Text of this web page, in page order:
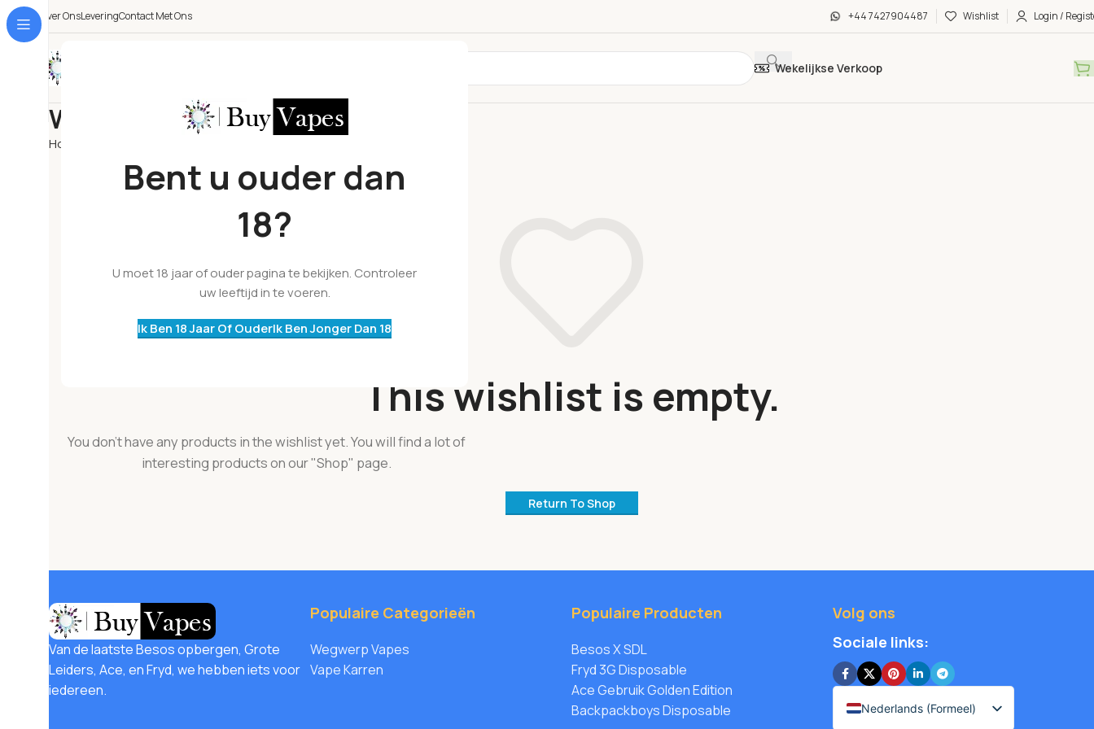
Bent u ouder dan
18?
U moet 18 jaar of ouder pagina te bekijken. Controleer
uw leeftijd in te voeren.
Ik Ben 18 Jaar Of OuderIk Ben Jonger Dan 18
Over OnsLeveringContact Met Ons +44 7427904487 Wishlist Login /
Wekelijkse Verkoop
Wishlist
Home
This wishlist is empty.
You don't have any products in the wishlist yet. You will find a lot of
interesting products on our "Shop" page.
Return To Shop
Van de laatste Besos opbergen, Grote
Leiders, Ace, en Fryd, we hebben iets voor
iedereen.
Populaire Categorieën
Wegwerp Vapes
Vape Karren
Populaire Producten
Besos X SDL
Fryd 3G Disposable
Ace Gebruik Golden Edition
Backpackboys Disposable
Volg ons
Sociale links:
Nederlands (Formeel)